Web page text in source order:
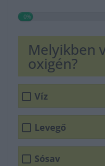
0%
Melyikben
oxigén?
Víz
Levegő
Sósav